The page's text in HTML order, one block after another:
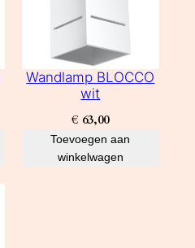
Wandlamp BLOCCO
wit
€ 63,00
Toevoegen aan
winkelwagen